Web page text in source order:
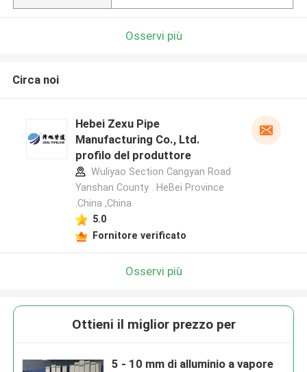
Osservi più
Circa noi
Hebei Zexu Pipe
Manufacturing Co., Ltd.
profilo del produttore
Wuliyao Section Cangyan Road
Yanshan County . HeBei Province
.China ,China
5.0
Fornitore verificato
Osservi più
Ottieni il miglior prezzo per
5 - 10 mm di alluminio a vapore